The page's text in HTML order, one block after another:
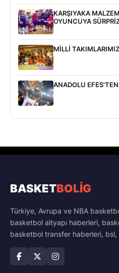
KARŞIYAKA
OYUNCUYA
MİLLİ
ANADOLU
BASKETBOLİG
Türkiye, Avrupa ve NBA
basketbol altyapı haberleri,
basketbol transfer haberleri,